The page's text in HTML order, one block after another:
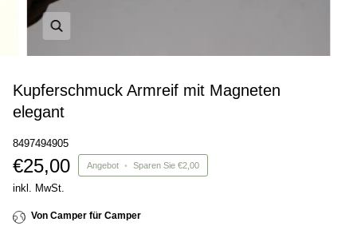
Kupferschmuck Armreif mit Magneten
elegant
8497494905
€25,00 Angebot • Sparen Sie €2,00
inkl. MwSt.
Von Camper für Camper